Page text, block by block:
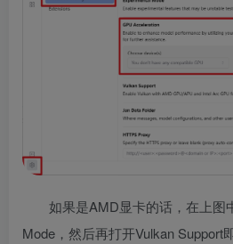
如果是AMD显卡的话，在上图
Mode，然后再打开Vulkan Support